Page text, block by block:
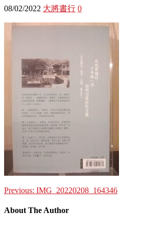
08/02/2022 大將書行 0
Previous: IMG_20220208_164346
About The Author